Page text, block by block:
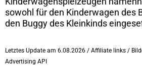
sowohl für den Kinderwagen des
den Buggy des Kleinkinds
Letztes Update am 6.08.2026 / Affiliate links /
Advertising API